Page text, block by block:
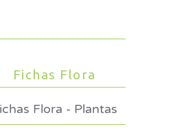
Fichas Flora
Flora - Plantas